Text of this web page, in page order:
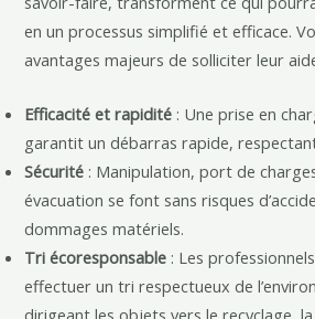
en un processus simplifié et efficace.
avantages majeurs de solliciter leur
Efficacité et rapidité: Une prise en
garantit un débarras rapide,
Sécurité: Manipulation, port de
évacuation se font sans risques
dommages matériels.
Tri écoresponsable: Les
effectuer un tri respectueux de